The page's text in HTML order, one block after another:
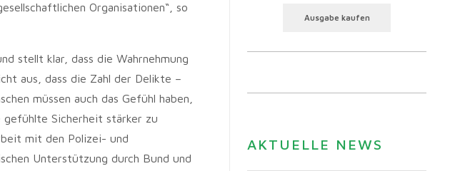
Organisationen“, so
stellt klar, dass die Wahrnehmung
aus, dass die Zahl der Delikte –
müssen auch das Gefühl haben,
gefühlte Sicherheit stärker zu
mit den Polizei- und
Unterstützung durch Bund und
Ausgabe kaufen
AKTUELLE NEWS